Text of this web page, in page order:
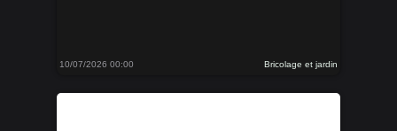
10/07/2026 00:00 Bricolage et jardin